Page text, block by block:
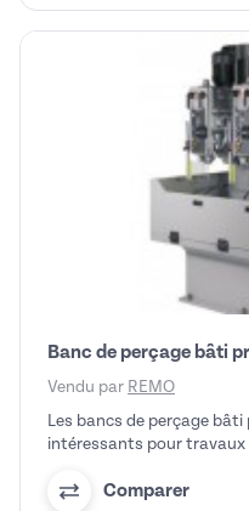
Banc de perçage bâti
Vendu par REMO
Les bancs de perçage
intéressants pour travaux
Comparer